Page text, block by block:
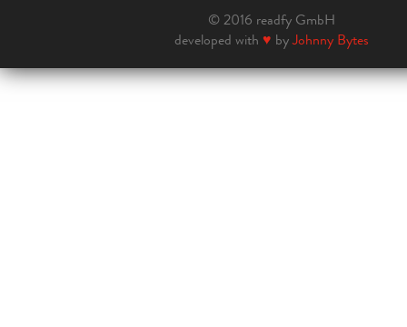
© 2016 readfy GmbH
developed with ♥ byJohnny Bytes